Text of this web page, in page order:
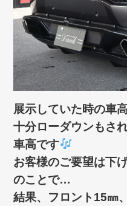
展示していた時の車
十分ローダウンもさ
車高です
お客様のご要望は下
のことで…
結果、フロント15㎜